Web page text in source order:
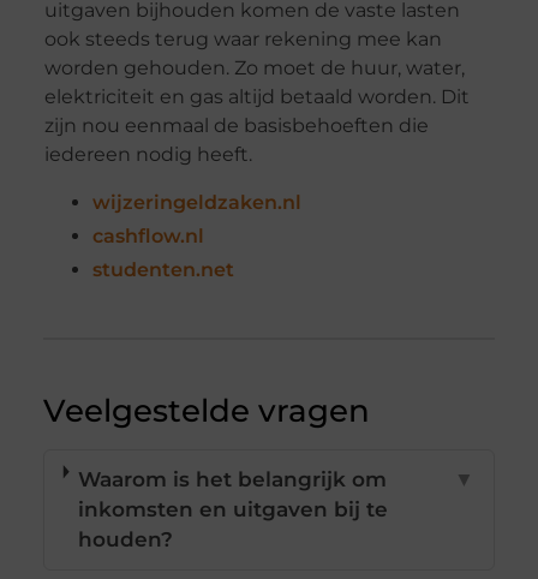
uitgaven bijhouden komen de vaste lasten
ook steeds terug waar rekening mee kan
worden gehouden. Zo moet de huur, water,
elektriciteit en gas altijd betaald worden. Dit
zijn nou eenmaal de basisbehoeften die
iedereen nodig heeft.
wijzeringeldzaken.nl
cashflow.nl
studenten.net
Veelgestelde vragen
Waarom is het belangrijk om
inkomsten en uitgaven bij te
houden?
▼